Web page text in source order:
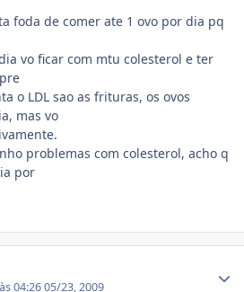
foda de comer ate 1 ovo por dia pq
vo ficar com mtu colesterol e ter
o LDL sao as frituras, os ovos
mas vo
problemas com colesterol, acho q
por
04:2605/23, 2009